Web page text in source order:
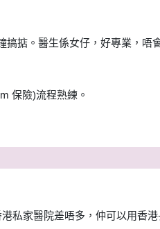
掂。醫生係女仔，好專業，唔
保險)流程熟練。
私家醫院差唔多，仲可以用香